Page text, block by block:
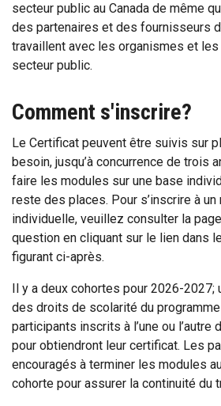
secteur public au Canada de même
des partenaires et des fournisseurs
travaillent avec les organismes et
secteur public.
Comment s'inscrire?
Le Certificat peuvent être suivis sur
besoin, jusqu’à concurrence de trois
faire les modules sur une base
reste des places. Pour s’inscrire à
individuelle, veuillez consulter la
question en cliquant sur le lien dans
figurant ci-après.
Il y a deux cohortes pour 2026-2027;
des droits de scolarité du programme
participants inscrits à l’une ou l’autre
pour obtiendront leur certificat. Les
encouragés à terminer les modules
cohorte pour assurer la continuité du